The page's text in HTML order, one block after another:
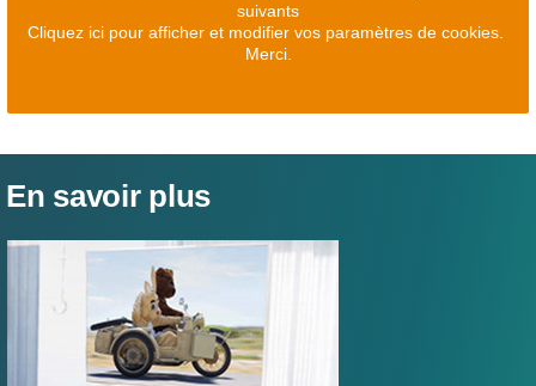
suivants
Cliquez ici pour afficher et modifier vos paramètres de cookies.
Merci.
En savoir plus